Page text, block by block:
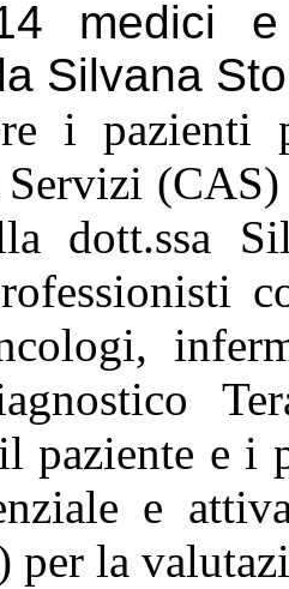
medici e
Silvana
i
dott.ssa
paziente e i
e
per la